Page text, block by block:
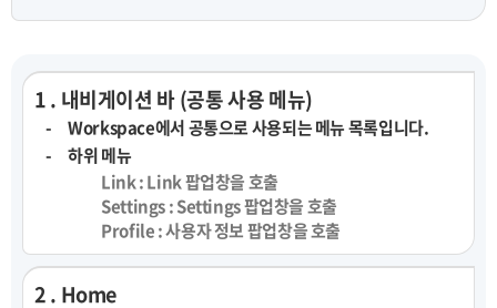
1 . 내비게이션 바 (공통 사용 메뉴)
Workspace에서 공통으로 사용되는 메뉴 목록입니다.
하위 메뉴
Link : Link 팝업창을 호출
Settings : Settings 팝업창을 호출
Profile : 사용자 정보 팝업창을 호출
2 . Home